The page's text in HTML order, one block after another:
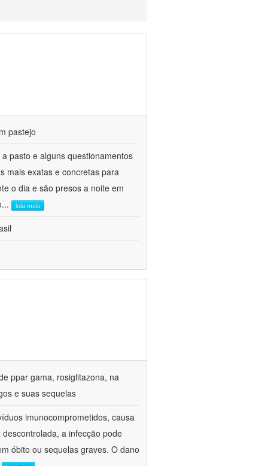
pastejo
pasto e alguns questionamentos
mais exatas e concretas para
o dia e são presos a noite em
... leia mais
ppar gama, rosiglitazona, na
e suas sequelas
imunocomprometidos, causa
a infecção pode
óbito ou sequelas graves. O dano